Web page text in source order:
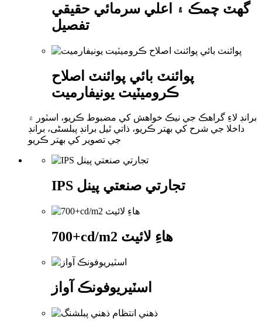
گھٽ چمڪ ۽ اعلي سرمائي حقيقي
تفصيل
پوائنٽ بائي پوائنٽ اصلاح
ڪروميٽيت يونيفارميت
برانڊ لاءِ گراهڪ جي نيڪ خواهش کي مضبوط ڪريو، اسٽور ۾
داخلا جي شرح کي بهتر ڪريو، ذاتي ٿيل برانڊ پبلسٹی، برانڊ
جي تصوير کي بهتر ڪريو
IPS تجارتي صنعتي پينل
700+cd/m2 هاءِ لائيٽ
اسٽيريوفونڪ آواز